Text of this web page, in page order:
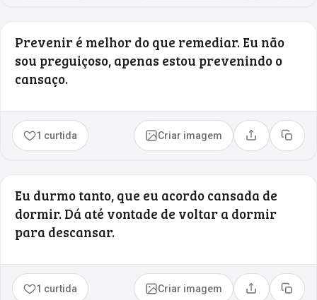
Prevenir é melhor do que remediar. Eu não
sou preguiçoso, apenas estou prevenindo o
cansaço.
1 curtida Criar imagem Compartilhar
Copiar
Eu durmo tanto, que eu acordo cansada de
dormir. Dá até vontade de voltar a dormir
para descansar.
1 curtida Criar imagem Compartilhar
Copiar